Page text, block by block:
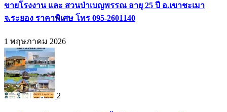
ขายโรงงาน และ สวนป่าเบญพรรณ อายุ 25 ปี อ.เขาชะเมา
จ.ระยอง ราคาพิเศษ โทร 095-2601140
1 พฤษภาคม 2026
2